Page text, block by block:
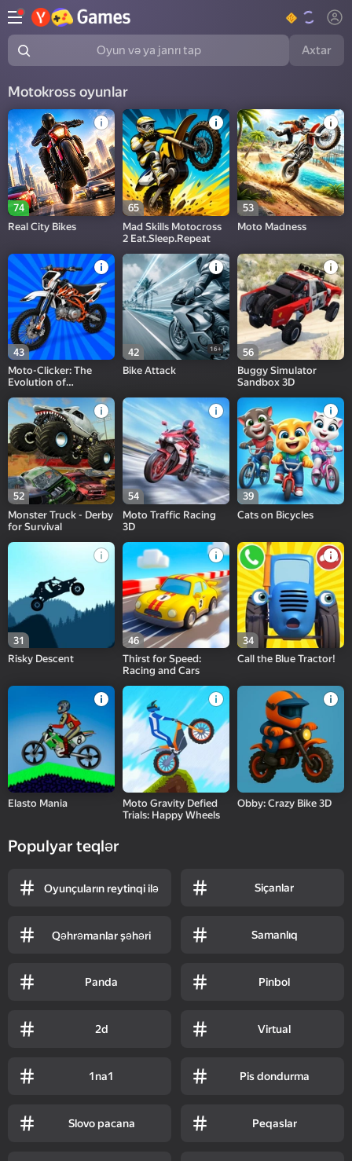
Oyun və ya janrı tap
Axtar
Motokross oyunlar
74
Real City Bikes
65
Mad Skills Motocross
2 Eat.Sleep.Repeat
53
Moto Madness
43
Moto-Clicker: The
Evolution of
42 16+
Bike Attack
56
Buggy Simulator
Sandbox 3D
52
Monster Truck - Derby
for Survival
54
Moto Traffic Racing
3D
39
Cats on Bicycles
31
Risky Descent
46
Thirst for Speed:
Racing and Cars
34
Call the Blue Tractor!
Elasto Mania
Moto Gravity Defied
Trials: Happy Wheels
Obby: Crazy Bike 3D
Populyar teqlər
Oyunçuların reytinqi ilə Siçanlar
Qəhrəmanlar şəhəri Samanlıq
Panda Pinbol
2d Virtual
1na1 Pis dondurma
Slovo pacana Peqaslar